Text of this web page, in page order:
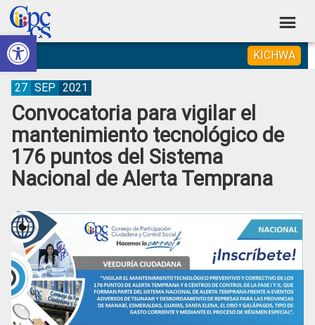
Abrir barra de herramientas
Skip
to
primary
navigation
Skip
to
main
content
Skip
to
primary
sidebar
Skip
to
footer
Consejo
de
Participación
Ciudadana
Control
Social
Construyendo
Poder
Ciudadano
KICHWA
Convocatoria para vigilar el
mantenimiento tecnológico de
176 puntos del Sistema
Nacional de Alerta Temprana
27 SEP 2021